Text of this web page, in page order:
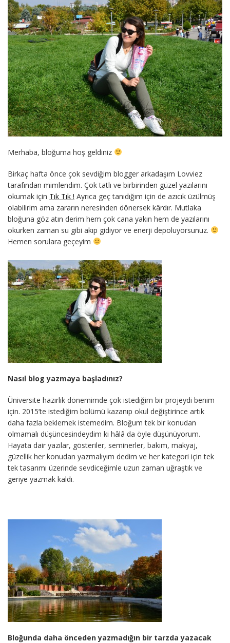
Merhaba, bloğuma hoş geldiniz
Birkaç hafta önce çok sevdiğim blogger arkadaşım Lovviez
tarafından mimlendim. Çok tatlı ve birbirinden güzel yazılarını
okumak için Tık Tık ! Ayrıca geç tanıdığım için de azıcık üzülmüş
olabilirim ama zararın neresinden dönersek kârdır. Mutlaka
bloğuna göz atın derim hem çok cana yakın hem de yazılarını
okurken zaman su gibi akıp gidiyor ve enerji depoluyorsunuz.
Hemen sorulara geçeyim
Nasıl blog yazmaya başladınız?
Üniversite hazırlık dönemimde çok istediğim bir projeydi benim
için. 2015’te istediğim bölümü kazanıp okul değiştirince artık
daha fazla beklemek istemedim. Bloğum tek bir konudan
olmamalı düşüncesindeydim ki hâlâ da öyle düşünüyorum.
Hayata dair yazılar, gösteriler, seminerler, bakım, makyaj,
güzellik her konudan yazmalıyım dedim ve her kategori için tek
tek tasarımı üzerinde sevdiceğimle uzun zaman uğraştık ve
geriye yazmak kaldı.
Bloğunda daha önceden yazmadığın bir tarzda yazacak